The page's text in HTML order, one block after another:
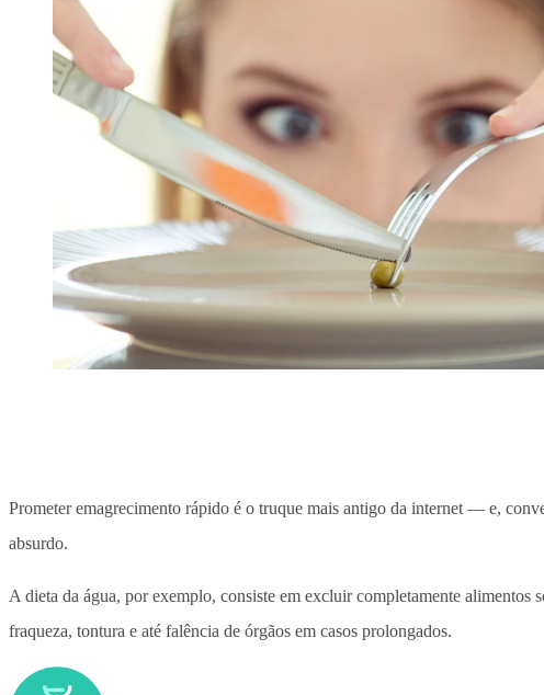
Prometer emagrecimento rápido é o truque mais antigo da internet — e,
absurdo.
A dieta da água, por exemplo, consiste em excluir completamente alimentos
fraqueza, tontura e até falência de órgãos em casos prolongados.